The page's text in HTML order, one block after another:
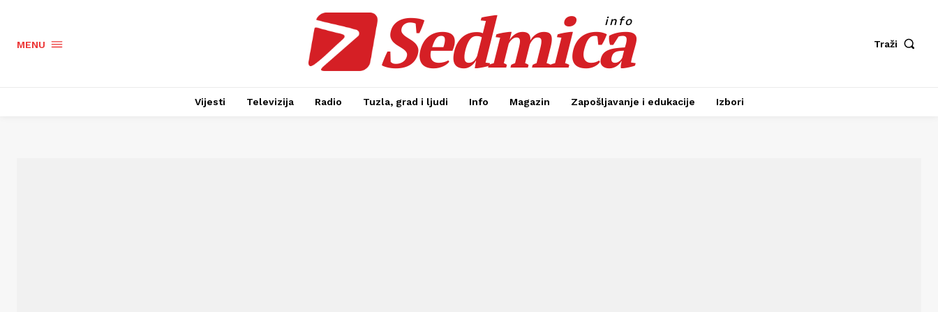
MENU Sedmica
info
Traži
Vijesti Televizija Radio Tuzla, grad i ljudi Info Magazin Zapošljavanje i edukacije Izbori